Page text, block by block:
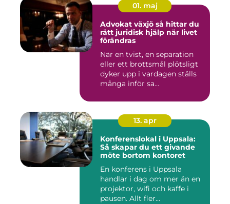
01. maj
Advokat växjö så hittar du
rätt juridisk hjälp när livet
förändras
När en tvist, en separation
eller ett brottsmål plötsligt
dyker upp i vardagen ställs
många inför sa...
13. apr
Konferenslokal i Uppsala:
Så skapar du ett givande
möte bortom kontoret
En konferens i Uppsala
handlar i dag om mer än en
projektor, wifi och kaffe i
pausen. Allt fler...